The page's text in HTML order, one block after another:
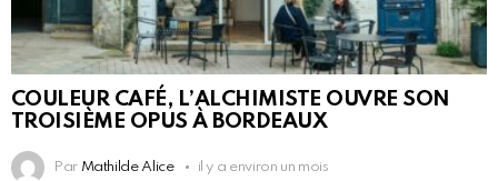
COULEUR CAFÉ, L’ALCHIMISTE OUVRE SON
TROISIÈME OPUS À BORDEAUX
Par Mathilde Alice il y a environ un mois